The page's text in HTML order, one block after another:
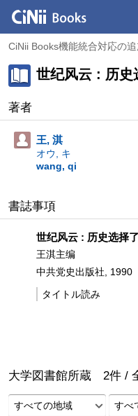
CiNii Books機能統合対応の
世纪风云 : 历史
著者
王, 淇
オウ, キ
wang, qi
書誌事項
世纪风云 : 历史选择
王淇主编
中共党史出版社, 1990
タイトル読み
大学図書館所蔵 2件 /
すべての地域
すべ